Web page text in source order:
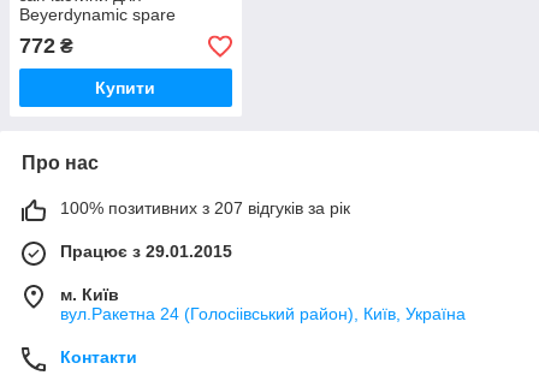
Beyerdynamic spare
Headband Repair Kit
DT770 DT770 PRO
772 ₴
Купити
Про нас
100% позитивних з 207 відгуків за рік
Працює з 29.01.2015
м. Київ
вул.Ракетна 24 (Голосіівський район), Київ, Україна
Контакти